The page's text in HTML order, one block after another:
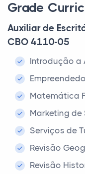
Grade
Auxiliar de
CBO 4110-05
Introdução a
Matemática
Marketing de
Serviços de
Revisão
Revisão